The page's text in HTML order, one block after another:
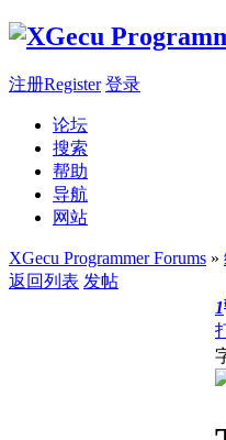
注册Register 登录
论坛
搜索
帮助
导航
网站
XGecu Programmer Forums »
返回列表 发帖
1